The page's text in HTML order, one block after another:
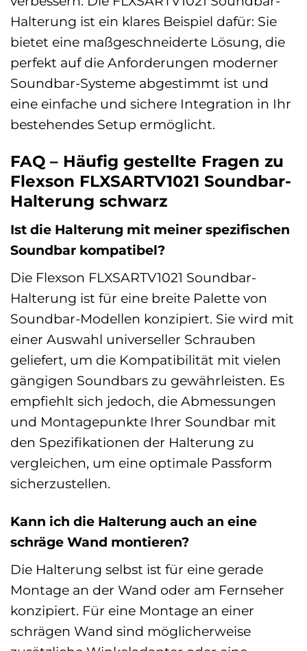
Halterung ist ein klares Beispiel dafür: Sie
bietet eine maßgeschneiderte Lösung, die
perfekt auf die Anforderungen moderner
Soundbar-Systeme abgestimmt ist und
eine einfache und sichere Integration in Ihr
bestehendes Setup ermöglicht.
FAQ – Häufig gestellte Fragen zu
Flexson FLXSARTV1021 Soundbar-
Halterung schwarz
Ist die Halterung mit meiner spezifischen
Soundbar kompatibel?
Die Flexson FLXSARTV1021 Soundbar-
Halterung ist für eine breite Palette von
Soundbar-Modellen konzipiert. Sie wird mit
einer Auswahl universeller Schrauben
geliefert, um die Kompatibilität mit vielen
gängigen Soundbars zu gewährleisten. Es
empfiehlt sich jedoch, die Abmessungen
und Montagepunkte Ihrer Soundbar mit
den Spezifikationen der Halterung zu
vergleichen, um eine optimale Passform
sicherzustellen.
Kann ich die Halterung auch an eine
schräge Wand montieren?
Die Halterung selbst ist für eine gerade
Montage an der Wand oder am Fernseher
konzipiert. Für eine Montage an einer
schrägen Wand sind möglicherweise